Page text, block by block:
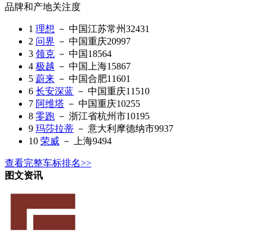
品牌和产地关注度
1 理想 － 中国江苏常州32431
2 问界 － 中国重庆20997
3 领克 － 中国18564
4 极越 － 中国上海15867
5 蔚来 － 中国合肥11601
6 长安深蓝 － 中国重庆11510
7 阿维塔 － 中国重庆10255
8 零跑 － 浙江省杭州市10195
9 玛莎拉蒂 － 意大利摩德纳市9937
10 荣威 － 上海9494
查看完整车标排名>>
图文资讯